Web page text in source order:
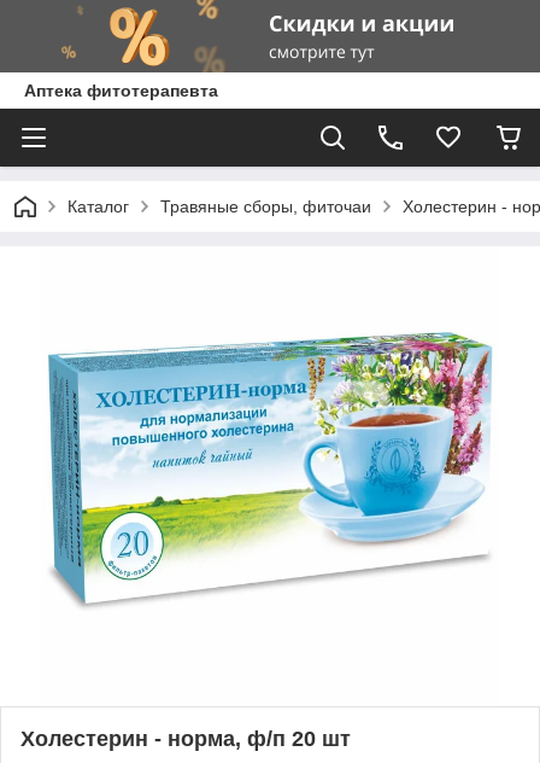
Аптека фитотерапевта
Каталог Травяные сборы, фиточаи Холестерин -
Холестерин - норма, ф/п 20 шт